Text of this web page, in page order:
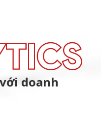
doanh